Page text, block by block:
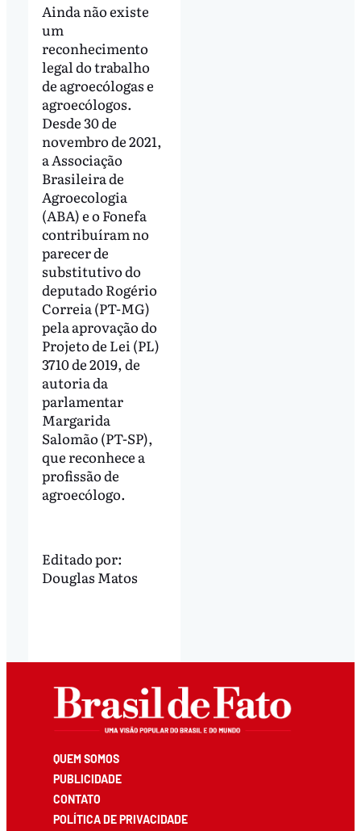
Ainda não existe
um
reconhecimento
legal do trabalho
de agroecólogas e
agroecólogos.
Desde 30 de
novembro de 2021,
a Associação
Brasileira de
Agroecologia
(ABA) e o Fonefa
contribuíram no
parecer de
substitutivo do
deputado Rogério
Correia (PT-MG)
pela aprovação do
Projeto de Lei (PL)
3710 de 2019, de
autoria da
parlamentar
Margarida
Salomão (PT-SP),
que reconhece a
profissão de
agroecólogo.
Editado por:
Douglas Matos
QUEM SOMOS
PUBLICIDADE
CONTATO
POLÍTICA DE PRIVACIDADE